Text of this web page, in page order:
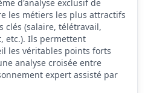
d'analyse exclusif de
les métiers les plus attractifs
clés (salaire, télétravail,
etc.). Ils permettent
les véritables points forts
analyse croisée entre
expert assisté par
2.9
3.1
travail
5.6